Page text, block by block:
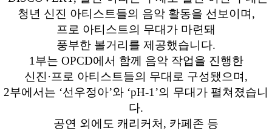
청년 신진 아티스트들의 음악 활동을 선보이며,
프로 아티스트의 무대가 마련돼
풍부한 볼거리를 제공했습니다.
1부는 OPCD에서 함께 음악 작업을 진행한
신진·프로 아티스트들의 무대로 구성됐으며,
2부에서는 ‘선우정아’와 ‘pH-1’의 무대가 펼쳐졌습니
다.
공연 외에도 캐리커처, 카페존 등